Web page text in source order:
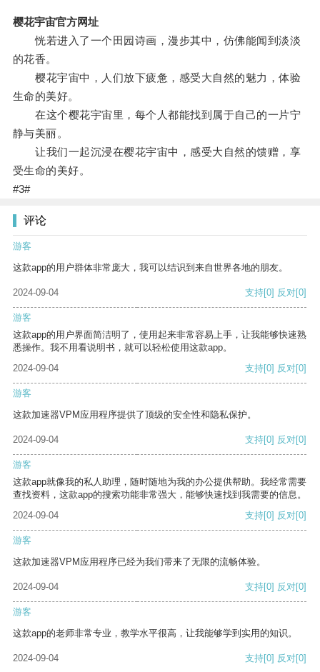
樱花宇宙官方网址
恍若进入了一个田园诗画，漫步其中，仿佛能闻到淡淡
的花香。
樱花宇宙中，人们放下疲惫，感受大自然的魅力，体验
生命的美好。
在这个樱花宇宙里，每个人都能找到属于自己的一片宁
静与美丽。
让我们一起沉浸在樱花宇宙中，感受大自然的馈赠，享
受生命的美好。
#3#
评论
游客
这款app的用户群体非常庞大，我可以结识到来自世界各地的朋友。
2024-09-04 支持[0] 反对[0]
游客
这款app的用户界面简洁明了，使用起来非常容易上手，让我能够快速熟
悉操作。我不用看说明书，就可以轻松使用这款app。
2024-09-04
支持[0] 反对[0]
游客
这款加速器VPM应用程序提供了顶级的安全性和隐私保护。
2024-09-04 支持[0] 反对[0]
游客
这款app就像我的私人助理，随时随地为我的办公提供帮助。我经常需要
查找资料，这款app的搜索功能非常强大，能够快速找到我需要的信息。
2024-09-04
支持[0] 反对[0]
游客
这款加速器VPM应用程序已经为我们带来了无限的流畅体验。
2024-09-04 支持[0] 反对[0]
游客
这款app的老师非常专业，教学水平很高，让我能够学到实用的知识。
2024-09-04 支持[0] 反对[0]